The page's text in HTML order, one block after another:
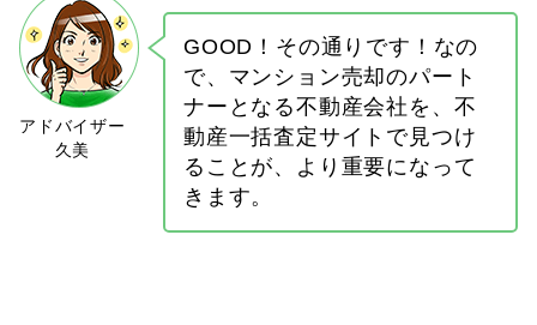
GOOD！その通りです！なの
で、マンション売却のパート
ナーとなる不動産会社を、不
動産一括査定サイトで見つけ
ることが、より重要になって
きます。